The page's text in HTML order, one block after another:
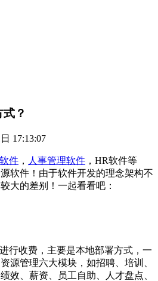
？
17:13:07
件 ， 人事管理软件 ， HR软件等
软件！ 由于软件开发的理念架构不
大的差别！一起看看吧：
行收费，主要是本地部署方式，一
源管理六大模块，如招聘、培训、
效、薪资、员工自助、人才盘点、